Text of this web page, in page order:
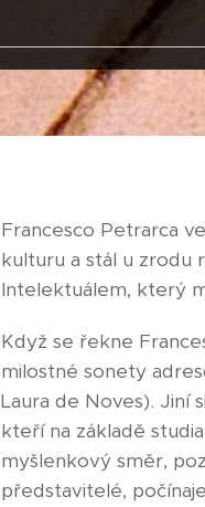
Francesco Petrarca
kulturu a stál u zrodu
Intelektuálem, který
Když se řekne
milostné sonety
Laura de Noves). Jiní
kteří na základě
myšlenkový směr,
představitelé,